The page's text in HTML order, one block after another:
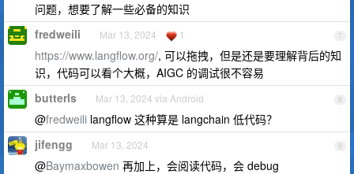
问题，想要了解一些必备的知识
7
fredweili Mar 13, 2024 1
https://www.langflow.org/, 可以拖拽，但是还是要理解背后的知
识，代码可以看个大概，AIGC 的调试很不容易
8
butterls Mar 13, 2024 via Android
@fredweili langflow 这种算是 langchain 低代码？
9
jifengg Mar 13, 2024
@Baymaxbowen 再加上，会阅读代码，会 debug